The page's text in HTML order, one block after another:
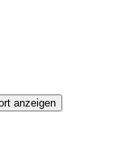
anzeigen